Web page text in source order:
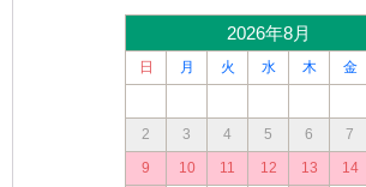
2026年8月
日 月 火 水 木 金
2
3 4 5 6 7
9
10 11 12 13 14